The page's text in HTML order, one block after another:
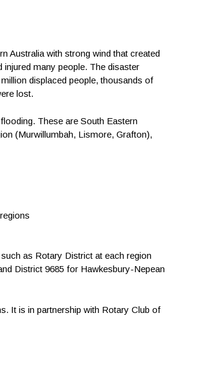
Australia with strong wind that created
many people. The disaster
displaced people, thousands of
lost.
These are South Eastern
(Murwillumbah, Lismore, Grafton),
as Rotary District at each region
District 9685 for Hawkesbury-Nepean
It is in partnership with Rotary Club of